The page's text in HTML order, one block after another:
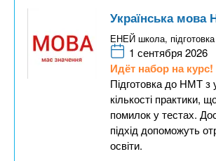
Українська мова
ЕНЕЙ школа,
1 сентября 2026
Идёт набор на курс!
Підготовка до НМТ з
кількості практики,
помилок у тестах.
підхід допоможуть
освіти.